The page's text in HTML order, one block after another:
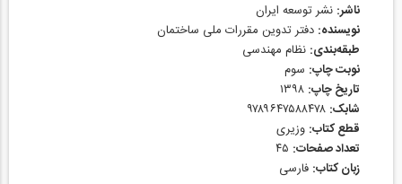
ناشر: نشر توسعه ایران
نویسنده: دفتر تدوین مقررات ملی ساختمان
طبقه‌بندی: نظام مهندسی
نوبت چاپ: سوم
تاریخ چاپ:
شابک:
قطع کتاب: وزیری
تعداد صفحات:
زبان کتاب: فارسی